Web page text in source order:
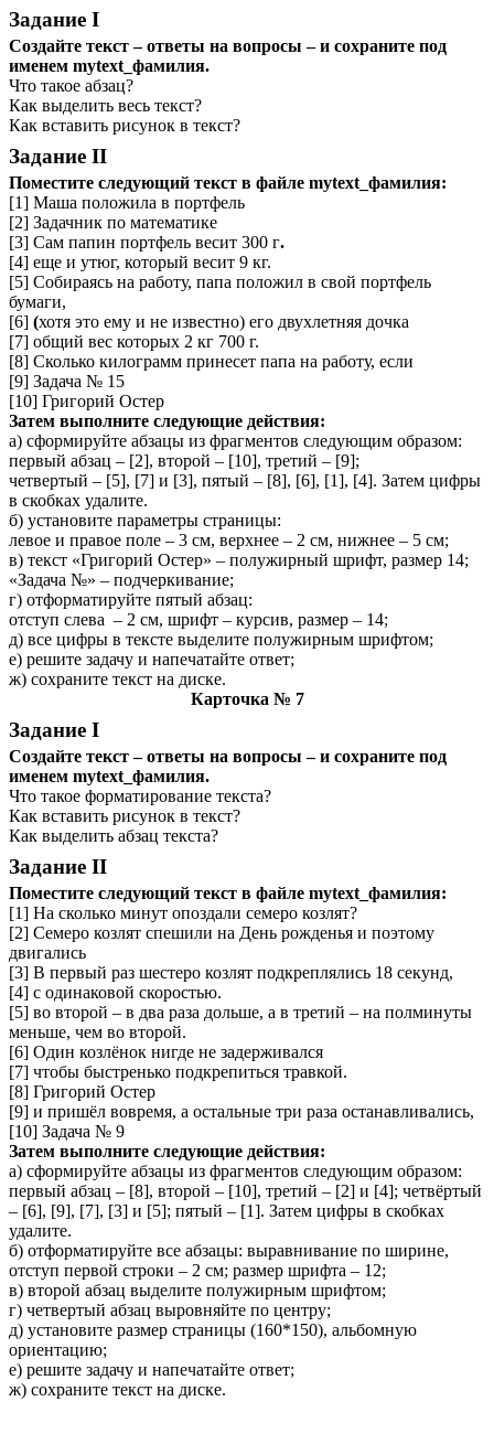
Задание I
Создайте текст – ответы на вопросы – и сохраните под
именем mytext_фамилия.
Что такое абзац?
Как выделить весь текст?
Как вставить рисунок в текст?
Задание II
Поместите следующий текст в файле mytext_фамилия:
[1] Маша положила в портфель
[2] Задачник по математике
[3] Сам папин портфель весит 300 г.
[4] еще и утюг, который весит 9 кг.
[5] Собираясь на работу, папа положил в свой портфель
бумаги,
[6] (хотя это ему и не известно) его двухлетняя дочка
[7] общий вес которых 2 кг 700 г.
[8] Сколько килограмм принесет папа на работу, если
[9] Задача № 15
[10] Григорий Остер
Затем выполните следующие действия:
а) сформируйте абзацы из фрагментов следующим образом:
первый абзац – [2], второй – [10], третий – [9];
четвертый – [5], [7] и [3], пятый – [8], [6], [1], [4]. Затем цифры
в скобках удалите.
б) установите параметры страницы:
левое и правое поле – 3 см, верхнее – 2 см, нижнее – 5 см;
в) текст «Григорий Остер» – полужирный шрифт, размер 14;
«Задача №» – подчеркивание;
г) отформатируйте пятый абзац:
отступ слева – 2 см, шрифт – курсив, размер – 14;
д) все цифры в тексте выделите полужирным шрифтом;
е) решите задачу и напечатайте ответ;
ж) сохраните текст на диске.
Карточка № 7
Задание I
Создайте текст – ответы на вопросы – и сохраните под
именем mytext_фамилия.
Что такое форматирование текста?
Как вставить рисунок в текст?
Как выделить абзац текста?
Задание II
Поместите следующий текст в файле mytext_фамилия:
[1] На сколько минут опоздали семеро козлят?
[2] Семеро козлят спешили на День рожденья и поэтому
двигались
[3] В первый раз шестеро козлят подкреплялись 18 секунд,
[4] с одинаковой скоростью.
[5] во второй – в два раза дольше, а в третий – на полминуты
меньше, чем во второй.
[6] Один козлёнок нигде не задерживался
[7] чтобы быстренько подкрепиться травкой.
[8] Григорий Остер
[9] и пришёл вовремя, а остальные три раза останавливались,
[10] Задача № 9
Затем выполните следующие действия:
а) сформируйте абзацы из фрагментов следующим образом:
первый абзац – [8], второй – [10], третий – [2] и [4]; четвёртый
– [6], [9], [7], [3] и [5]; пятый – [1]. Затем цифры в скобках
удалите.
б) отформатируйте все абзацы: выравнивание по ширине,
отступ первой строки – 2 см; размер шрифта – 12;
в) второй абзац выделите полужирным шрифтом;
г) четвертый абзац выровняйте по центру;
д) установите размер страницы (160*150), альбомную
ориентацию;
е) решите задачу и напечатайте ответ;
ж) сохраните текст на диске.